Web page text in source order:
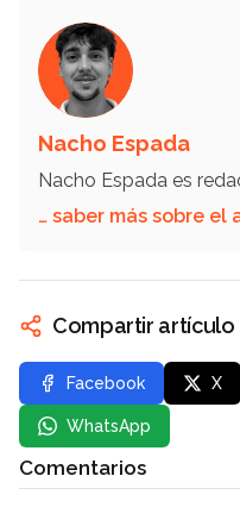
Nacho Espada
Nacho Espada es
… saber más sobre el
Compartir artículo
Facebook X
WhatsApp
Comentarios